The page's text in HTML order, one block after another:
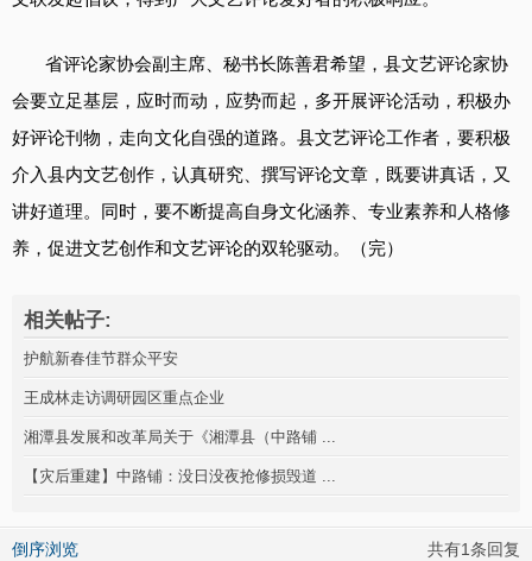
省评论家协会副主席、秘书长陈善君希望，县文艺评论家协
会要立足基层，应时而动，应势而起，多开展评论活动，积极办
好评论刊物，走向文化自强的道路。县文艺评论工作者，要积极
介入县内文艺创作，认真研究、撰写评论文章，既要讲真话，又
讲好道理。同时，要不断提高自身文化涵养、专业素养和人格修
养，促进文艺创作和文艺评论的双轮驱动。（完）
相关帖子:
护航新春佳节群众平安
王成林走访调研园区重点企业
湘潭县发展和改革局关于《湘潭县（中路铺 ...
【灾后重建】中路铺：没日没夜抢修损毁道 ...
倒序浏览 共有1条回复